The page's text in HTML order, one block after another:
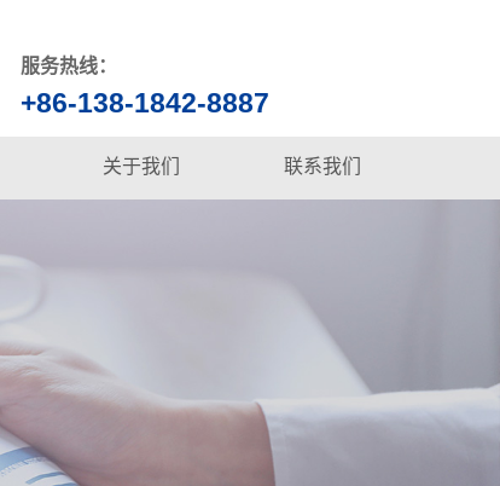
服务热线：
+86-138-1842-8887
关于我们 联系我们